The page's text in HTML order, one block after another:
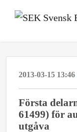
2013-03-15 13:46
Första
61499) för
utgåva